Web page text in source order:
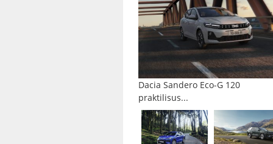
Dacia Sandero Eco-G 120
praktilisus...